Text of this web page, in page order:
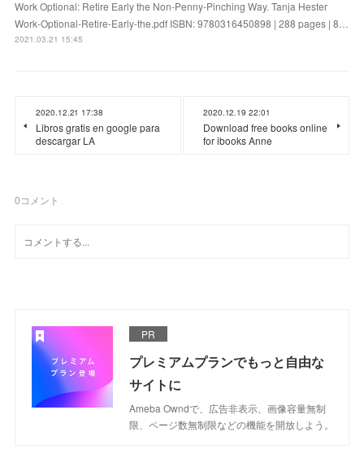
Work Optional: Retire Early the Non-Penny-Pinching Way. Tanja Hester
Work-Optional-Retire-Early-the.pdf ISBN: 9780316450898 | 288 pages | 8…
2021.03.21 15:45
2020.12.21 17:38
Libros gratis en google para
descargar LA
2020.12.19 22:01
Download free books online
for ibooks Anne
0コメント
PR
プレミアムプランでもっと自由な
サイトに
Ameba Owndで、広告非表示、画像容量無制
限、ページ数無制限などの機能を開放しよう。